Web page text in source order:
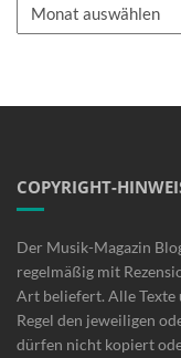
COPYRIGHT-
Der Musik-Magazin
regelmäßig mit
Art beliefert. Alle Texte
Regel den jeweiligen
dürfen nicht kopiert